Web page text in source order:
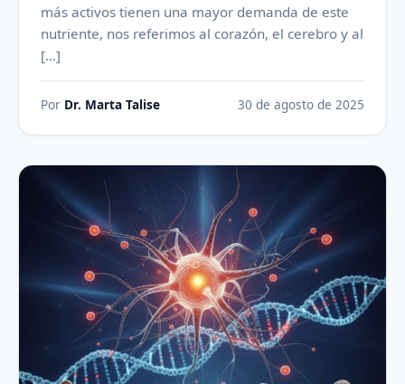
más activos tienen una mayor demanda de este
nutriente, nos referimos al corazón, el cerebro y al
[…]
Por Dr. Marta Talise 30 de agosto de 2025